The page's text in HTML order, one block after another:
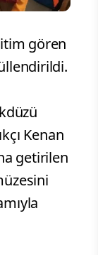
gören
Kenan
getirilen